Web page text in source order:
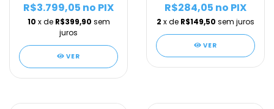
10 x de R$399,90 sem
juros
R$3.799,05 no PIX
VER
2 x de R$149,50 sem juros
R$284,05 no PIX
VER